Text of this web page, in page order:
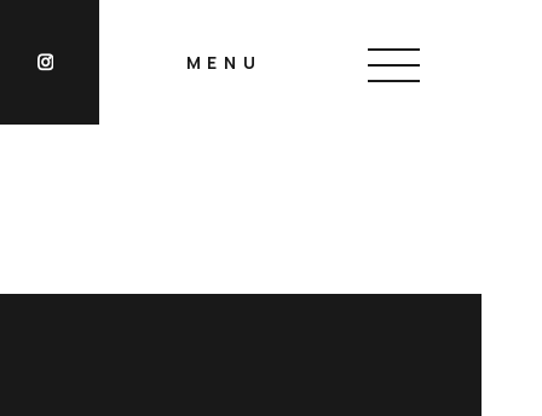
MENU
CLOSE